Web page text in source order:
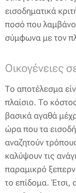
εισοδηματικά
ποσό που
σύμφωνα με τον
Οικογένειες
Το αποτέλεσμα
πλαίσιο. Το
βασικά αγαθά
ώρα που τα
αναζητούν
καλύψουν τις
παραμικρό
το επίδομα. Έτσι,